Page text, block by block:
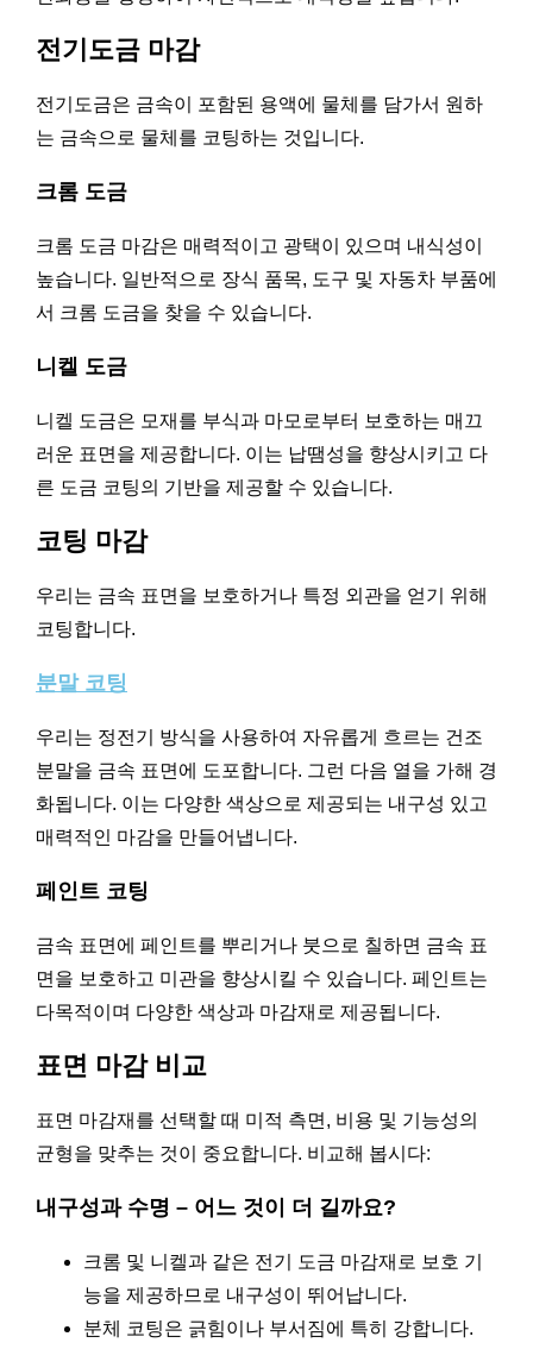
전기도금 마감
전기도금은 금속이 포함된 용액에 물체를 담가서 원하
는 금속으로 물체를 코팅하는 것입니다.
크롬 도금
크롬 도금 마감은 매력적이고 광택이 있으며 내식성이
높습니다. 일반적으로 장식 품목, 도구 및 자동차 부품에
서 크롬 도금을 찾을 수 있습니다.
니켈 도금
니켈 도금은 모재를 부식과 마모로부터 보호하는 매끄
러운 표면을 제공합니다. 이는 납땜성을 향상시키고 다
른 도금 코팅의 기반을 제공할 수 있습니다.
코팅 마감
우리는 금속 표면을 보호하거나 특정 외관을 얻기 위해
코팅합니다.
분말 코팅
우리는 정전기 방식을 사용하여 자유롭게 흐르는 건조
분말을 금속 표면에 도포합니다. 그런 다음 열을 가해 경
화됩니다. 이는 다양한 색상으로 제공되는 내구성 있고
매력적인 마감을 만들어냅니다.
페인트 코팅
금속 표면에 페인트를 뿌리거나 붓으로 칠하면 금속 표
면을 보호하고 미관을 향상시킬 수 있습니다. 페인트는
다목적이며 다양한 색상과 마감재로 제공됩니다.
표면 마감 비교
표면 마감재를 선택할 때 미적 측면, 비용 및 기능성의
균형을 맞추는 것이 중요합니다. 비교해 봅시다:
내구성과 수명 – 어느 것이 더 길까요?
크롬 및 니켈과 같은 전기 도금 마감재로 보호 기
능을 제공하므로 내구성이 뛰어납니다.
분체 코팅은 긁힘이나 부서짐에 특히 강합니다.